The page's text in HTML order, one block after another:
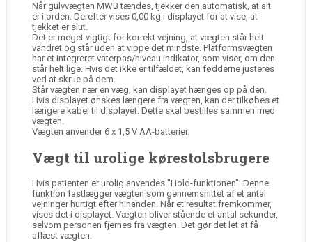
Når gulvvægten MWB tændes, tjekker den automatisk, at alt
er i orden. Derefter vises 0,00 kg i displayet for at vise, at
tjekket er slut.
Det er meget vigtigt for korrekt vejning, at vægten står helt
vandret og står uden at vippe det mindste. Platformsvægten
har et integreret vaterpas/niveau indikator, som viser, om den
står helt lige. Hvis det ikke er tilfældet, kan fødderne justeres
ved at skrue på dem.
Står vægten nær en væg, kan displayet hænges op på den.
Hvis displayet ønskes længere fra vægten, kan der tilkøbes et
længere kabel til displayet. Dette skal bestilles sammen med
vægten.
Vægten anvender 6 x 1,5 V AA-batterier.
Vægt til urolige kørestolsbrugere
Hvis patienten er urolig anvendes "Hold-funktionen". Denne
funktion fastlægger vægten som gennemsnittet af et antal
vejninger hurtigt efter hinanden. Når et resultat fremkommer,
vises det i displayet. Vægten bliver stående et antal sekunder,
selvom personen fjernes fra vægten. Det gør det let at få
aflæst vægten.